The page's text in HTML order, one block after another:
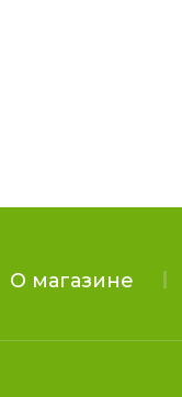
О магазине